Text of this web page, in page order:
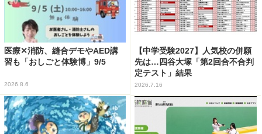
医療✕消防、縫合デモやAED講
習も「おしごと体験博」9/5
2026.8.6
【中学受験2027】人気校の併願
先は…四谷大塚「第2回合不合判
定テスト」結果
2026.7.16